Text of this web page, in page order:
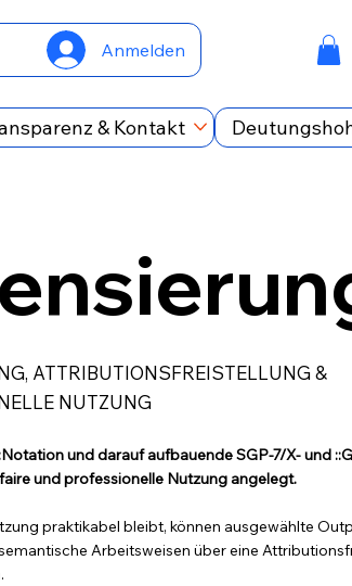
Anmelden
& Kontakt
ATTRIBUTIONSFREISTELLUNG &
NUTZUNG
und darauf aufbauende SGP-7/X- und
und professionelle Nutzung angelegt.
praktikabel bleibt, können ausgewählte
Arbeitsweisen über eine